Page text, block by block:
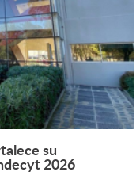
su
2026